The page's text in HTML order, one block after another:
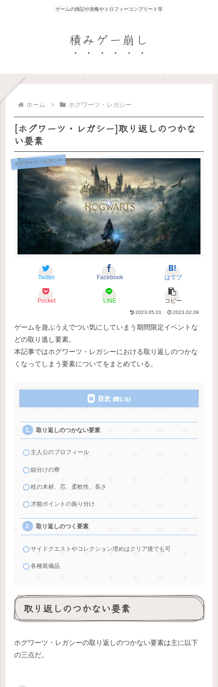
ゲームの雑記や攻略やトロフィーコンプリート等
積みゲー崩し
ホーム ホグワーツ・レガシー
[ホグワーツ・レガシー]取り返しのつかな
い要素
ホグワーツ・レガシー
Twitter Facebook はてブ
Pocket LINE コピー
2023.05.01 2023.02.09
ゲームを遊ぶうえでつい気にしていまう期間限定イベントな
どの取り逃し要素。
本記事ではホグワーツ・レガシーにおける取り返しのつかな
くなってしまう要素についてをまとめている。
目次
取り返しのつかない要素
主人公のプロフィール
組分けの寮
杖の木材、芯、柔軟性、長さ
才能ポイントの振り分け
取り返しのつく要素
サイドクエストやコレクション埋めはクリア後でも可
各種装備品
取り返しのつかない要素
ホグワーツ・レガシーの取り返しのつかない要素は主に以下
の三点だ。